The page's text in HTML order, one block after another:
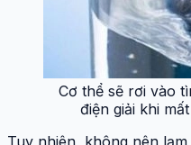
Cơ thể sẽ rơi vào
điện giải khi